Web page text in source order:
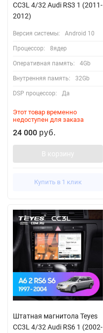
CC3L 4/32 Audi RS3 1 (2011-
2012)
Версия системы: Android 10
Процессор: 8ядер
Оперативная память: 4Gb
Внутренняя память: 32Gb
DSP процессор: Да
Этот товар временно
недоступен для заказа
24 000 руб.
В корзину
Купить в 1 клик
Штатная магнитола Teyes
CC3L 4/32 Audi RS6 1 (2002-